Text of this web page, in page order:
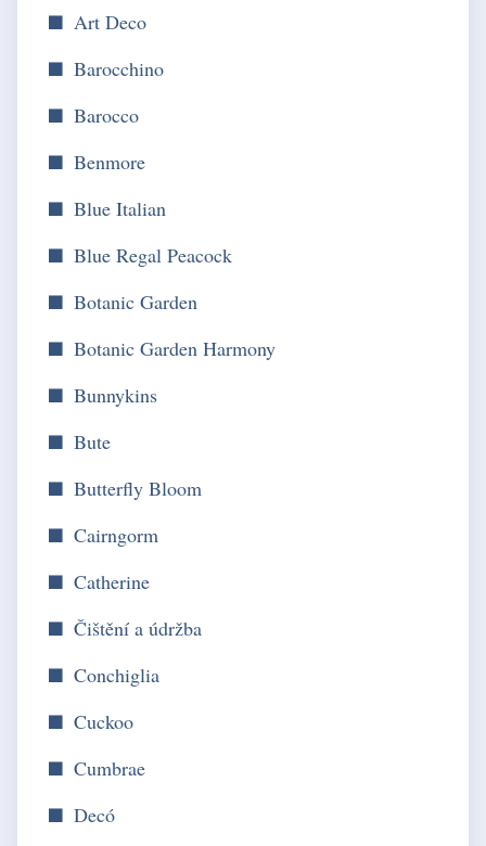
Art Deco
Barocchino
Barocco
Benmore
Blue Italian
Blue Regal Peacock
Botanic Garden
Botanic Garden Harmony
Bunnykins
Bute
Butterfly Bloom
Cairngorm
Catherine
Čištění a údržba
Conchiglia
Cuckoo
Cumbrae
Decó